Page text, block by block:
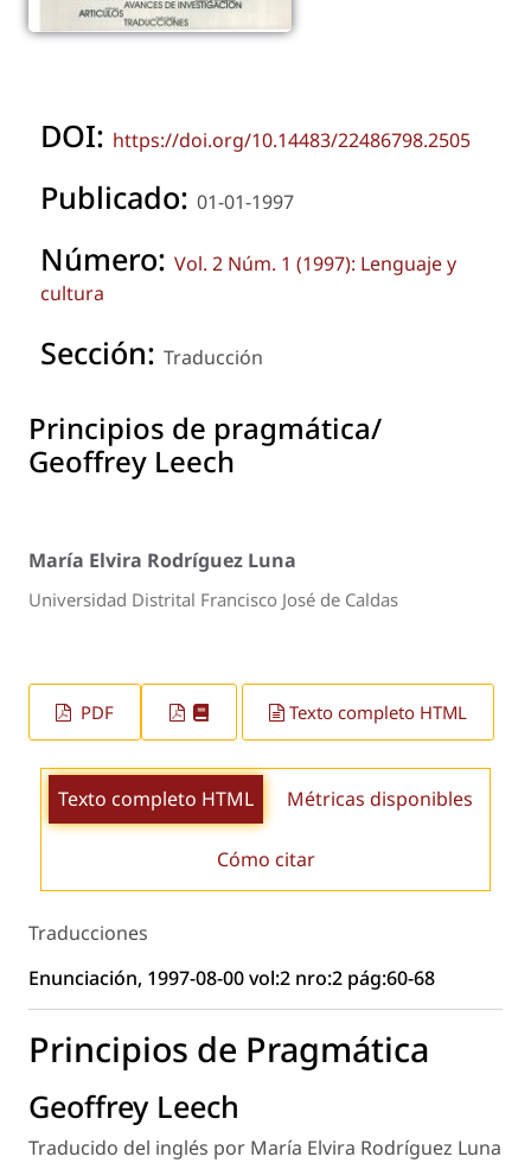
DOI: https://doi.org/10.14483/22486798.2505
Publicado: 01-01-1997
Número: Vol. 2 Núm. 1 (1997): Lenguaje y
cultura
Sección: Traducción
Principios de pragmática/
Geoffrey Leech
María Elvira Rodríguez Luna
Universidad Distrital Francisco José de Caldas
PDF Texto completo HTML
Texto completo HTML Métricas disponibles
Cómo citar
Traducciones
Enunciación, 1997-08-00 vol:2 nro:2 pág:60-68
Principios de Pragmática
Geoffrey Leech
Traducido del inglés por María Elvira Rodríguez Luna